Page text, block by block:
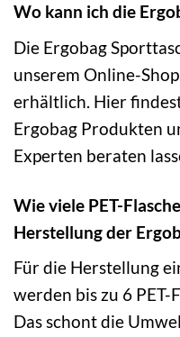
Wo kann ich die
Die Ergobag
unserem Online-
erhältlich. Hier
Ergobag Produkten
Experten beraten
Wie viele PET-
Herstellung der
Für die Herstellung
werden bis zu 6
Das schont die